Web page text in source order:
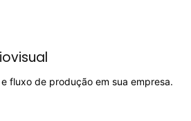
fluxo de produção em sua empresa.